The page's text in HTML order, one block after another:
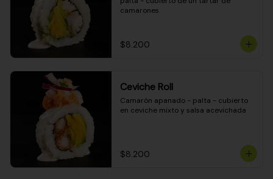
camarones
$8.200
Ceviche Roll
Camarón apanado - palta - cubierto
en ceviche mixto y salsa acevichada
$8.200